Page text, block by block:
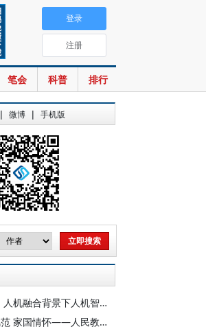
笔会 科普 排行
登录
注册
| 微博 | 手机版
赵秉志 詹奇玮：人机融合背景下人机智能体的刑事责任探究
赵秉志：大师风范 家国情怀——人民教育家高铭暄先生的三个心愿